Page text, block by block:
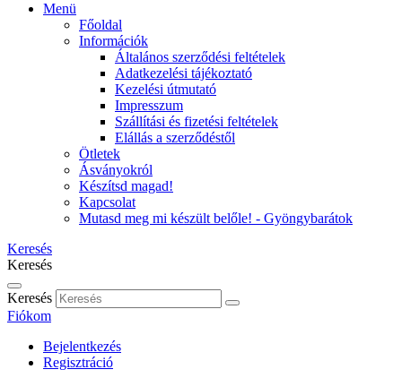
Menü
Főoldal
Információk
Általános szerződési feltételek
Adatkezelési tájékoztató
Kezelési útmutató
Impresszum
Szállítási és fizetési feltételek
Elállás a szerződéstől
Ötletek
Ásványokról
Készítsd magad!
Kapcsolat
Mutasd meg mi készült belőle! - Gyöngybarátok
Keresés
Keresés
Keresés
Fiókom
Bejelentkezés
Regisztráció